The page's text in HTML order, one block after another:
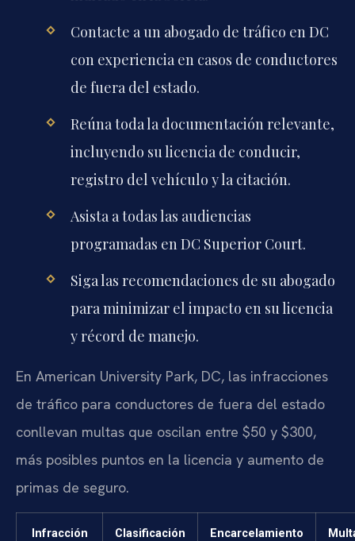
Contacte a un abogado de tráfico en DC
con experiencia en casos de conductores
de fuera del estado.
Reúna toda la documentación relevante,
incluyendo su licencia de conducir,
registro del vehículo y la citación.
Asista a todas las audiencias
programadas en DC Superior Court.
Siga las recomendaciones de su abogado
para minimizar el impacto en su licencia
y récord de manejo.
En American University Park, DC, las infracciones
de tráfico para conductores de fuera del estado
conllevan multas que oscilan entre $50 y $300,
más posibles puntos en la licencia y aumento de
primas de seguro.
Infracción Clasificación Encarcelamiento